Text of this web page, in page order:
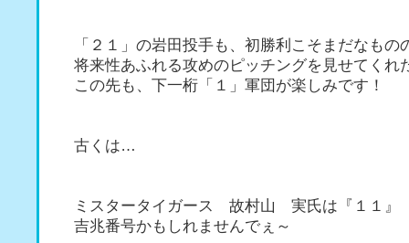
「２１」の岩田投手も、初勝利こそまだなもの
将来性あふれる攻めのピッチングを見せてくれ
この先も、下一桁「１」軍団が楽しみです！
古くは…
ミスタータイガース 故村山 実氏は『１１』
吉兆番号かもしれませんでぇ～